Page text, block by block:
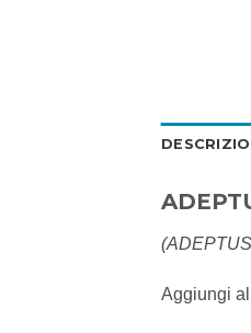
Aggiungi